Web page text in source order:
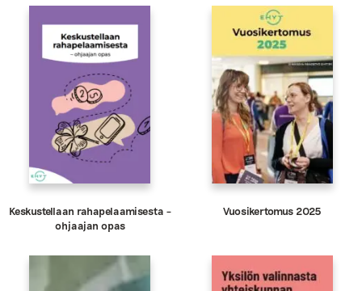
Keskustellaan rahapelaamisesta –
ohjaajan opas
Vuosikertomus 2025